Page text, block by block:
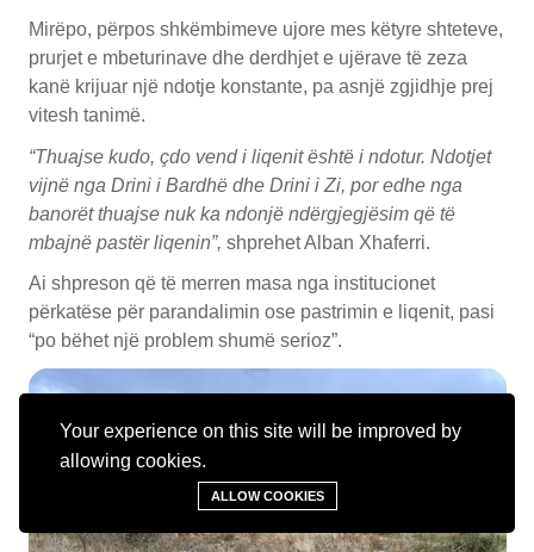
Mirëpo, përpos shkëmbimeve ujore mes këtyre shteteve,
prurjet e mbeturinave dhe derdhjet e ujërave të zeza
kanë krijuar një ndotje konstante, pa asnjë zgjidhje prej
vitesh tanimë.
“Thuajse kudo, çdo vend i liqenit është i ndotur. Ndotjet
vijnë nga Drini i Bardhë dhe Drini i Zi, por edhe nga
banorët thuajse nuk ka ndonjë ndërgjegjësim që të
mbajnë pastër liqenin”, shprehet Alban Xhaferri.
Ai shpreson që të merren masa nga institucionet
përkatëse për parandalimin ose pastrimin e liqenit, pasi
“po bëhet një problem shumë serioz”.
Your experience on this site will be improved by
allowing cookies.
ALLOW COOKIES